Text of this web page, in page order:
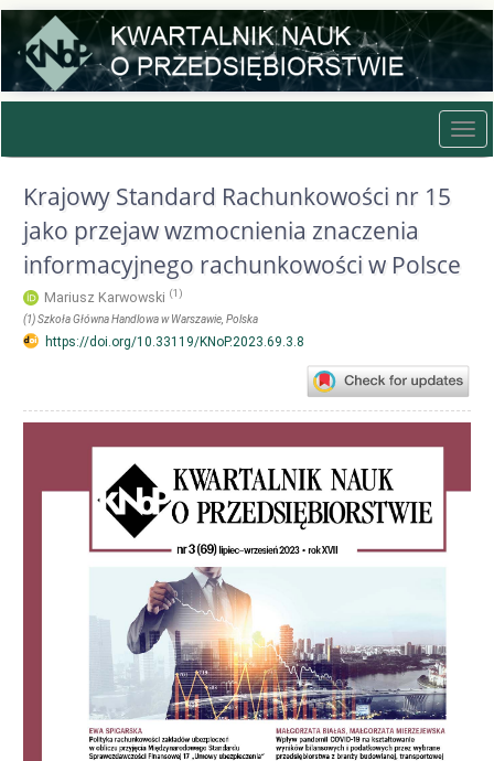
Quick
content
Content
Sidebar
Krajowy Standard Rachunkowości nr 15
jako przejaw wzmocnienia znaczenia
informacyjnego rachunkowości w Polsce
Mariusz Karwowski (1)
(1)Szkoła Główna Handlowa w Warszawie , Polska
https://doi.org/10.33119/KNoP.2023.69.3.8